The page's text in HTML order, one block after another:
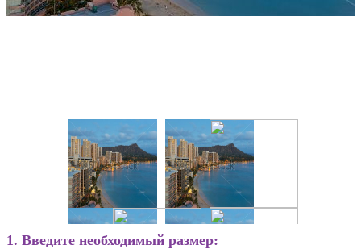
1. Введите необходимый размер: